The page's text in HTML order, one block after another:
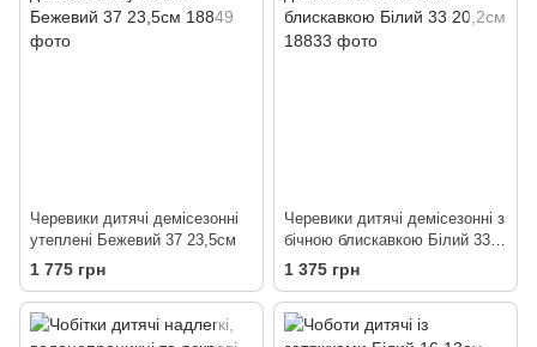
Черевики дитячі демісезонні
утеплені Бежевий 37 23,5см
1 775 грн
Черевики дитячі демісезонні з
бічною блискавкою Білий 33
20,2см
1 375 грн